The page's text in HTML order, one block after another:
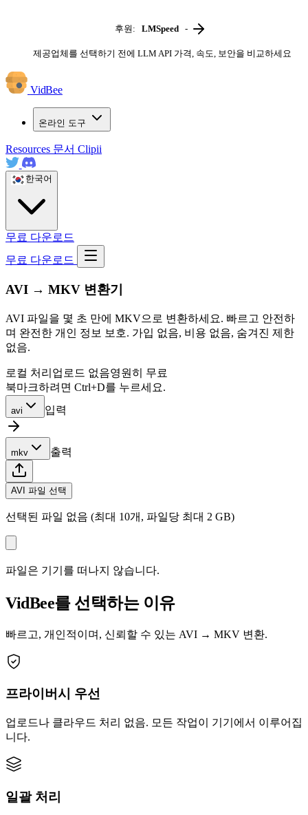
후원: LMSpeed -
제공업체를 선택하기 전에 LLM API 가격, 속도, 보안을 비교하세요
VidBee
온라인 도구
Resources 문서 Clipii
한국어
무료 다운로드
무료 다운로드
AVI → MKV 변환기
AVI 파일을 몇 초 만에 MKV으로 변환하세요. 빠르고 안전하
며 완전한 개인 정보 보호. 가입 없음, 비용 없음, 숨겨진 제한
없음.
로컬 처리 업로드 없음영원히 무료
북마크하려면 Ctrl+D를 누르세요.
avi 입력
mkv 출력
AVI 파일 선택
선택된 파일 없음 (최대 10개, 파일당 최대 2 GB)
파일은 기기를 떠나지 않습니다.
VidBee를 선택하는 이유
빠르고, 개인적이며, 신뢰할 수 있는 AVI → MKV 변환.
프라이버시 우선
업로드나 클라우드 처리 없음. 모든 작업이 기기에서 이루어집
니다.
일괄 처리